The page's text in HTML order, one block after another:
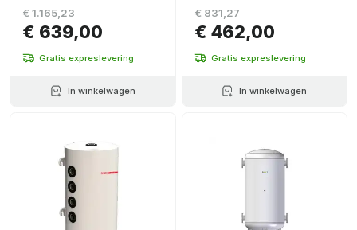
€ 639,00
€ 1.165,23
Gratis expreslevering
In winkelwagen
€ 462,00
€ 831,27
Gratis expreslevering
In winkelwagen